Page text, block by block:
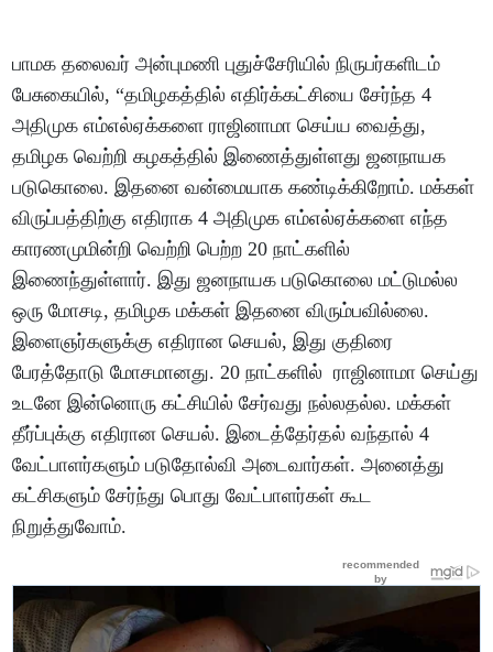
பாமக தலைவர் அன்புமணி புதுச்சேரியில் நிருபர்களிடம்
பேசுகையில், “தமிழகத்தில் எதிர்க்கட்சியை சேர்ந்த 4
அதிமுக எம்எல்ஏக்களை ராஜினாமா செய்ய வைத்து,
தமிழக வெற்றி கழகத்தில் இணைத்துள்ளது ஜனநாயக
படுகொலை. இதனை வன்மையாக கண்டிக்கிறோம். மக்கள்
விருப்பத்திற்கு எதிராக 4 அதிமுக எம்எல்ஏக்களை எந்த
காரணமுமின்றி வெற்றி பெற்ற 20 நாட்களில்
இணைந்துள்ளார். இது ஜனநாயக படுகொலை மட்டுமல்ல
ஒரு மோசடி, தமிழக மக்கள் இதனை விரும்பவில்லை.
இளைஞர்களுக்கு எதிரான செயல், இது குதிரை
பேரத்தோடு மோசமானது. 20 நாட்களில் ராஜினாமா செய்து
உடனே இன்னொரு கட்சியில் சேர்வது நல்லதல்ல. மக்கள்
தீர்ப்புக்கு எதிரான செயல். இடைத்தேர்தல் வந்தால் 4
வேட்பாளர்களும் படுதோல்வி அடைவார்கள். அனைத்து
கட்சிகளும் சேர்ந்து பொது வேட்பாளர்கள் கூட
நிறுத்துவோம்.